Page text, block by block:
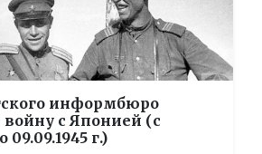
информбюро
с Японией (с
09.09.1945 г.)